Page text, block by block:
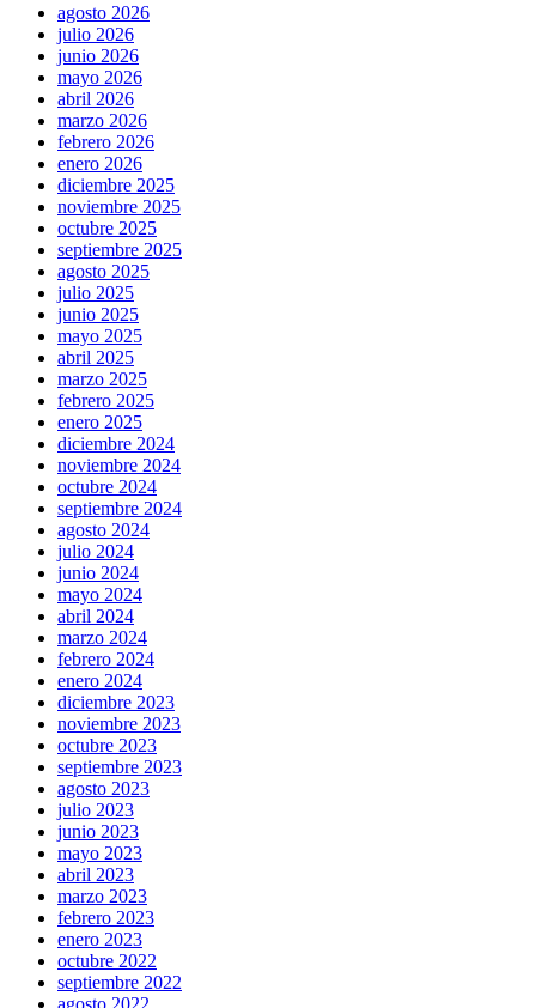
agosto 2026
julio 2026
junio 2026
mayo 2026
abril 2026
marzo 2026
febrero 2026
enero 2026
diciembre 2025
noviembre 2025
octubre 2025
septiembre 2025
agosto 2025
julio 2025
junio 2025
mayo 2025
abril 2025
marzo 2025
febrero 2025
enero 2025
diciembre 2024
noviembre 2024
octubre 2024
septiembre 2024
agosto 2024
julio 2024
junio 2024
mayo 2024
abril 2024
marzo 2024
febrero 2024
enero 2024
diciembre 2023
noviembre 2023
octubre 2023
septiembre 2023
agosto 2023
julio 2023
junio 2023
mayo 2023
abril 2023
marzo 2023
febrero 2023
enero 2023
octubre 2022
septiembre 2022
agosto 2022